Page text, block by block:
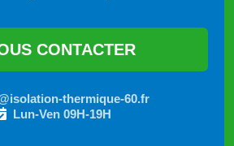
CONTACTER
thermique-60.fr
Lun-Ven 09H-19H